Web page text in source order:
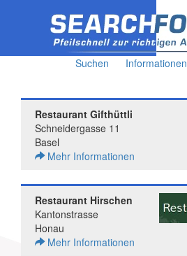
Suchen Informationen
Restaurant Gifthüttli
Schneidergasse 11
Basel
Mehr Informationen
Restaurant Hirschen
Kantonstrasse
Honau
Mehr Informationen